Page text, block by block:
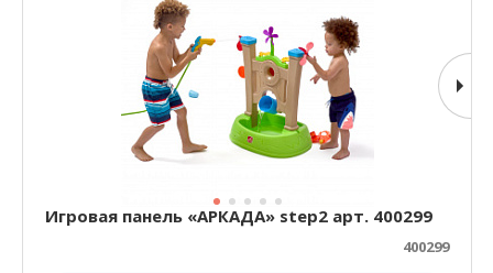
Игровая панель «АРКАДА» step2 арт. 400299
400299